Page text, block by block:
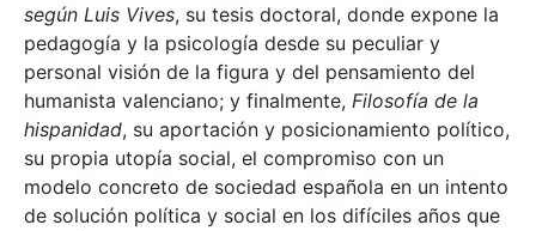
según Luis Vives, su tesis doctoral, donde expone la
pedagogía y la psicología desde su peculiar y
personal visión de la figura y del pensamiento del
humanista valenciano; y finalmente, Filosofía de la
hispanidad, su aportación y posicionamiento político,
su propia utopía social, el compromiso con un
modelo concreto de sociedad española en un intento
de solución política y social en los difíciles años que